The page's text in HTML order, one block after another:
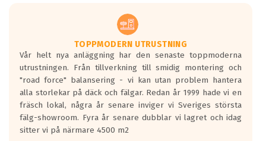
TOPPMODERN UTRUSTNING
Vår helt nya anläggning har den senaste toppmoderna
utrustningen. Från tillverkning till smidig montering och
"road force" balansering - vi kan utan problem hantera
alla storlekar på däck och fälgar. Redan år 1999 hade vi en
fräsch lokal, några år senare inviger vi Sveriges största
fälg-showroom. Fyra år senare dubblar vi lagret och idag
sitter vi på närmare 4500 m2